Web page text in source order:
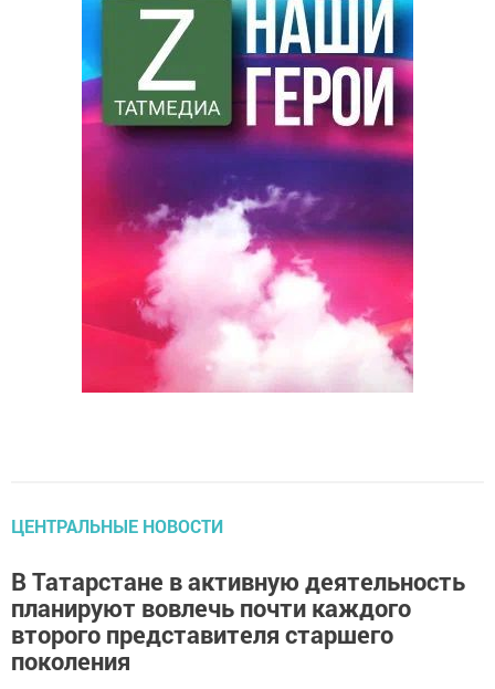
ЦЕНТРАЛЬНЫЕ НОВОСТИ
В Татарстане в активную деятельность
планируют вовлечь почти каждого
второго представителя старшего
поколения